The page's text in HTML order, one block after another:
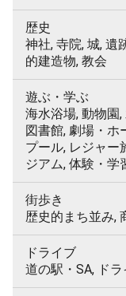
歴史
神社, 寺院, 城, 遺
的建造物, 教会
遊ぶ・学ぶ
海水浴場, 動物園
図書館, 劇場・ホ
プール, レジャー
ジアム, 体験・学
街歩き
歴史的まち並み,
ドライブ
道の駅・SA, ド